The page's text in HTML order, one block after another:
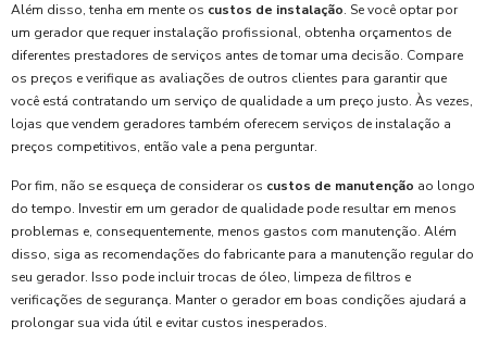
Além disso, tenha em mente os custos de instalação. Se você optar por
um gerador que requer instalação profissional, obtenha orçamentos de
diferentes prestadores de serviços antes de tomar uma decisão. Compare
os preços e verifique as avaliações de outros clientes para garantir que
você está contratando um serviço de qualidade a um preço justo. Às vezes,
lojas que vendem geradores também oferecem serviços de instalação a
preços competitivos, então vale a pena perguntar.
Por fim, não se esqueça de considerar os custos de manutenção ao longo
do tempo. Investir em um gerador de qualidade pode resultar em menos
problemas e, consequentemente, menos gastos com manutenção. Além
disso, siga as recomendações do fabricante para a manutenção regular do
seu gerador. Isso pode incluir trocas de óleo, limpeza de filtros e
verificações de segurança. Manter o gerador em boas condições ajudará a
prolongar sua vida útil e evitar custos inesperados.